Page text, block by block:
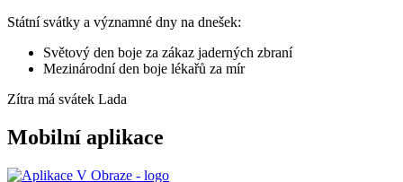
Státní svátky a významné dny na dnešek:
Světový den boje za zákaz jaderných zbraní
Mezinárodní den boje lékařů za mír
Zítra má svátek Lada
Mobilní aplikace